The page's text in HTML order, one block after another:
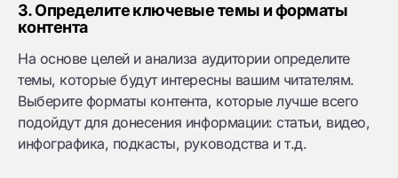
3. Определите ключевые темы и форматы
контента
На основе целей и анализа аудитории определите
темы, которые будут интересны вашим читателям.
Выберите форматы контента, которые лучше всего
подойдут для донесения информации: статьи, видео,
инфографика, подкасты, руководства и т.д.